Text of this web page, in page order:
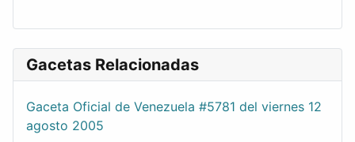
Gacetas Relacionadas
Gaceta Oficial de Venezuela #5781 del viernes 12
agosto 2005